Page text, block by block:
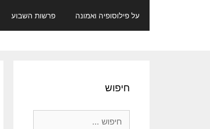
על פילוסופיה ואמונה פרשות השבוע
חיפוש